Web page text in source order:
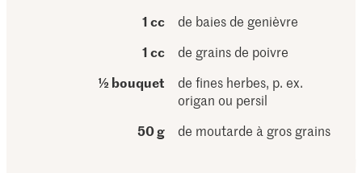
1 cc
de baies de genièvre
1 cc
de grains de poivre
½ bouquet
de fines herbes, p. ex.
origan ou persil
50 g
de moutarde à gros grains